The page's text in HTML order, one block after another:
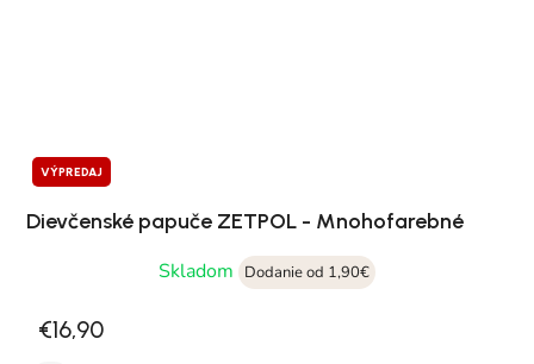
VÝPREDAJ
Dievčenské papuče ZETPOL - Mnohofarebné
Skladom
Dodanie od 1,90€
€16,90